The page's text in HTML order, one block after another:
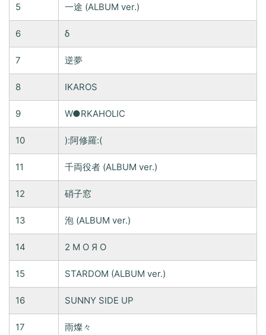
5 一途 (ALBUM ver.)
6 δ
7 逆夢
8 IKAROS
9 W●RKAHOLIC
10 ):阿修羅:(
11 千両役者 (ALBUM ver.)
12 硝子窓
13 泡 (ALBUM ver.)
14 2 Μ Ο Я Ο
15 STARDOM (ALBUM ver.)
16 SUNNY SIDE UP
17 雨燦々